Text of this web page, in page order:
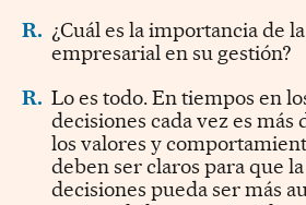
R. ¿Cuál es la importancia de
empresarial en su gestión?
R. Lo es todo. En tiempos en
decisiones cada vez es más
los valores y
deben ser claros para que
decisiones pueda ser más